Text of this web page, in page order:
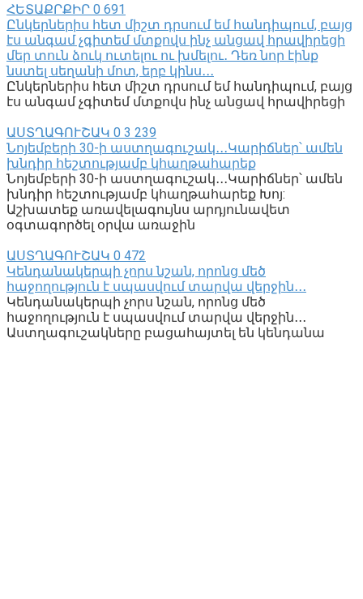
ՀԵՏԱՔՐՔԻՐ 0 691
Ընկերներիս հետ միշտ դրսում եմ հանդիպում, բայց
էս անգամ չգիտեմ մտքովս ինչ անցավ հրավիրեցի
մեր տուն ձուկ ուտելու ու խմելու․ Դեռ նոր էինք
նստել սեղանի մոտ, երբ կինս․․․
Ընկերներիս հետ միշտ դրսում եմ հանդիպում, բայց
էս անգամ չգիտեմ մտքովս ինչ անցավ հրավիրեցի
ԱՍՏՂԱԳՈՒՇԱԿ 0 3 239
Նոյեմբերի 30-ի աստղագուշակ․․․Կարիճներ՝ ամեն
խնդիր հեշտությամբ կհաղթահարեք
Նոյեմբերի 30-ի աստղագուշակ․․․Կարիճներ՝ ամեն
խնդիր հեշտությամբ կհաղթահարեք Խոյ:
Աշխատեք առավելագույնս արդյունավետ
օգտագործել օրվա առաջին
ԱՍՏՂԱԳՈՒՇԱԿ 0 472
Կենդանակերպի չորս նշան, որոնց մեծ
հաջողություն է սպասվում տարվա վերջին․․․
Կենդանակերպի չորս նշան, որոնց մեծ
հաջողություն է սպասվում տարվա վերջին․․․
Աստղագուշակները բացահայտել են կենդանա